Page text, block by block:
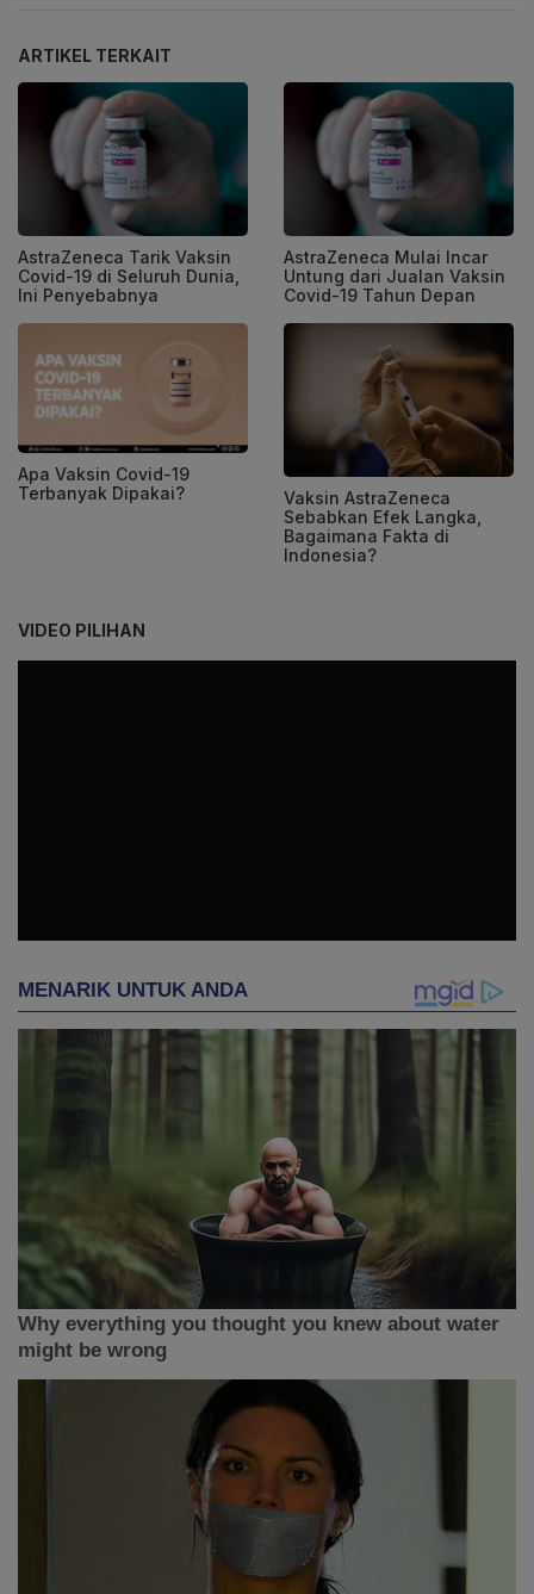
ARTIKEL TERKAIT
AstraZeneca Tarik Vaksin
Covid-19 di Seluruh Dunia,
Ini Penyebabnya
AstraZeneca Mulai Incar
Untung dari Jualan Vaksin
Covid-19 Tahun Depan
Apa Vaksin Covid-19
Terbanyak Dipakai?
Vaksin AstraZeneca
Sebabkan Efek Langka,
Bagaimana Fakta di
Indonesia?
VIDEO PILIHAN